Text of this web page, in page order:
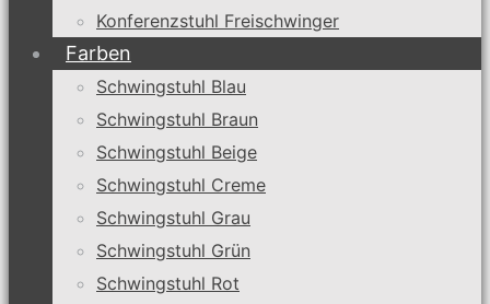
Konferenzstuhl Freischwinger
Farben
Schwingstuhl Blau
Schwingstuhl Braun
Schwingstuhl Beige
Schwingstuhl Creme
Schwingstuhl Grau
Schwingstuhl Grün
Schwingstuhl Rot